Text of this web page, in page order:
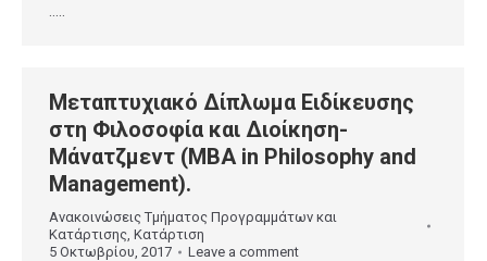
…..
Μεταπτυχιακό Δίπλωμα Ειδίκευσης
στη Φιλοσοφία και Διοίκηση-
Μάνατζμεντ (MBA in Philosophy and
Management).
Ανακοινώσεις Τμήματος Προγραμμάτων και
Κατάρτισης, Κατάρτιση
5 Οκτωβρίου, 2017
Leave a comment